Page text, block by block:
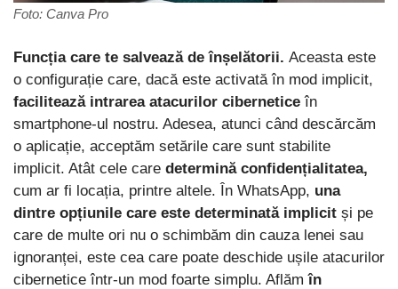
Foto: Canva Pro
Funcția care te salvează de înșelătorii. Aceasta este
o configurație care, dacă este activată în mod implicit,
facilitează intrarea atacurilor cibernetice în
smartphone-ul nostru. Adesea, atunci când descărcăm
o aplicație, acceptăm setările care sunt stabilite
implicit. Atât cele care determină confidențialitatea,
cum ar fi locația, printre altele. În WhatsApp, una
dintre opțiunile care este determinată implicit și pe
care de multe ori nu o schimbăm din cauza lenei sau
ignoranței, este cea care poate deschide ușile atacurilor
cibernetice într-un mod foarte simplu. Aflămîn